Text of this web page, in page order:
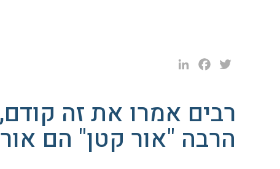
Twitter
Facebook
רבים אמרו את זה
הרבה "אור קטן" הם